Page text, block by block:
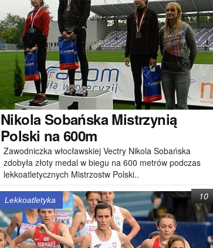
Nikola Sobańska Mistrzynią
Polski na 600m
Zawodniczka włocławskiej Vectry Nikola Sobańska
zdobyła złoty medal w biegu na 600 metrów podczas
lekkoatletycznych Mistrzostw Polski..
Lekkoatletyka 10